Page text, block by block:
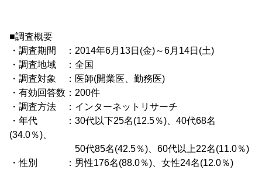
■調査概要
・調査期間 ：2014年6月13日(金)～6月14日(土)
・調査地域 ：全国
・調査対象 ：医師(開業医、勤務医)
・有効回答数：200件
・調査方法 ：インターネットリサーチ
・年代 ：30代以下25名(12.5％)、40代68名
(34.0％)、
50代85名(42.5％)、60代以上22名(11.0％)
・性別 ：男性176名(88.0％)、女性24名(12.0％)